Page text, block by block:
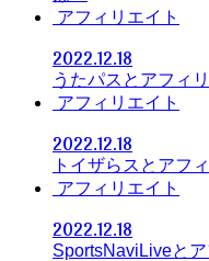
アフィリエイト
2022.12.18
うたパスとアフィ
アフィリエイト
2022.12.18
トイザらスとアフ
アフィリエイト
2022.12.18
SportsNaviLiveと